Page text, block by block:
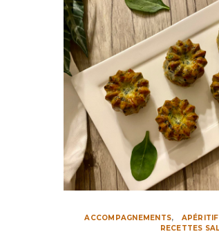
ACCOMPAGNEMENTS APÉRITIF
RECETTES